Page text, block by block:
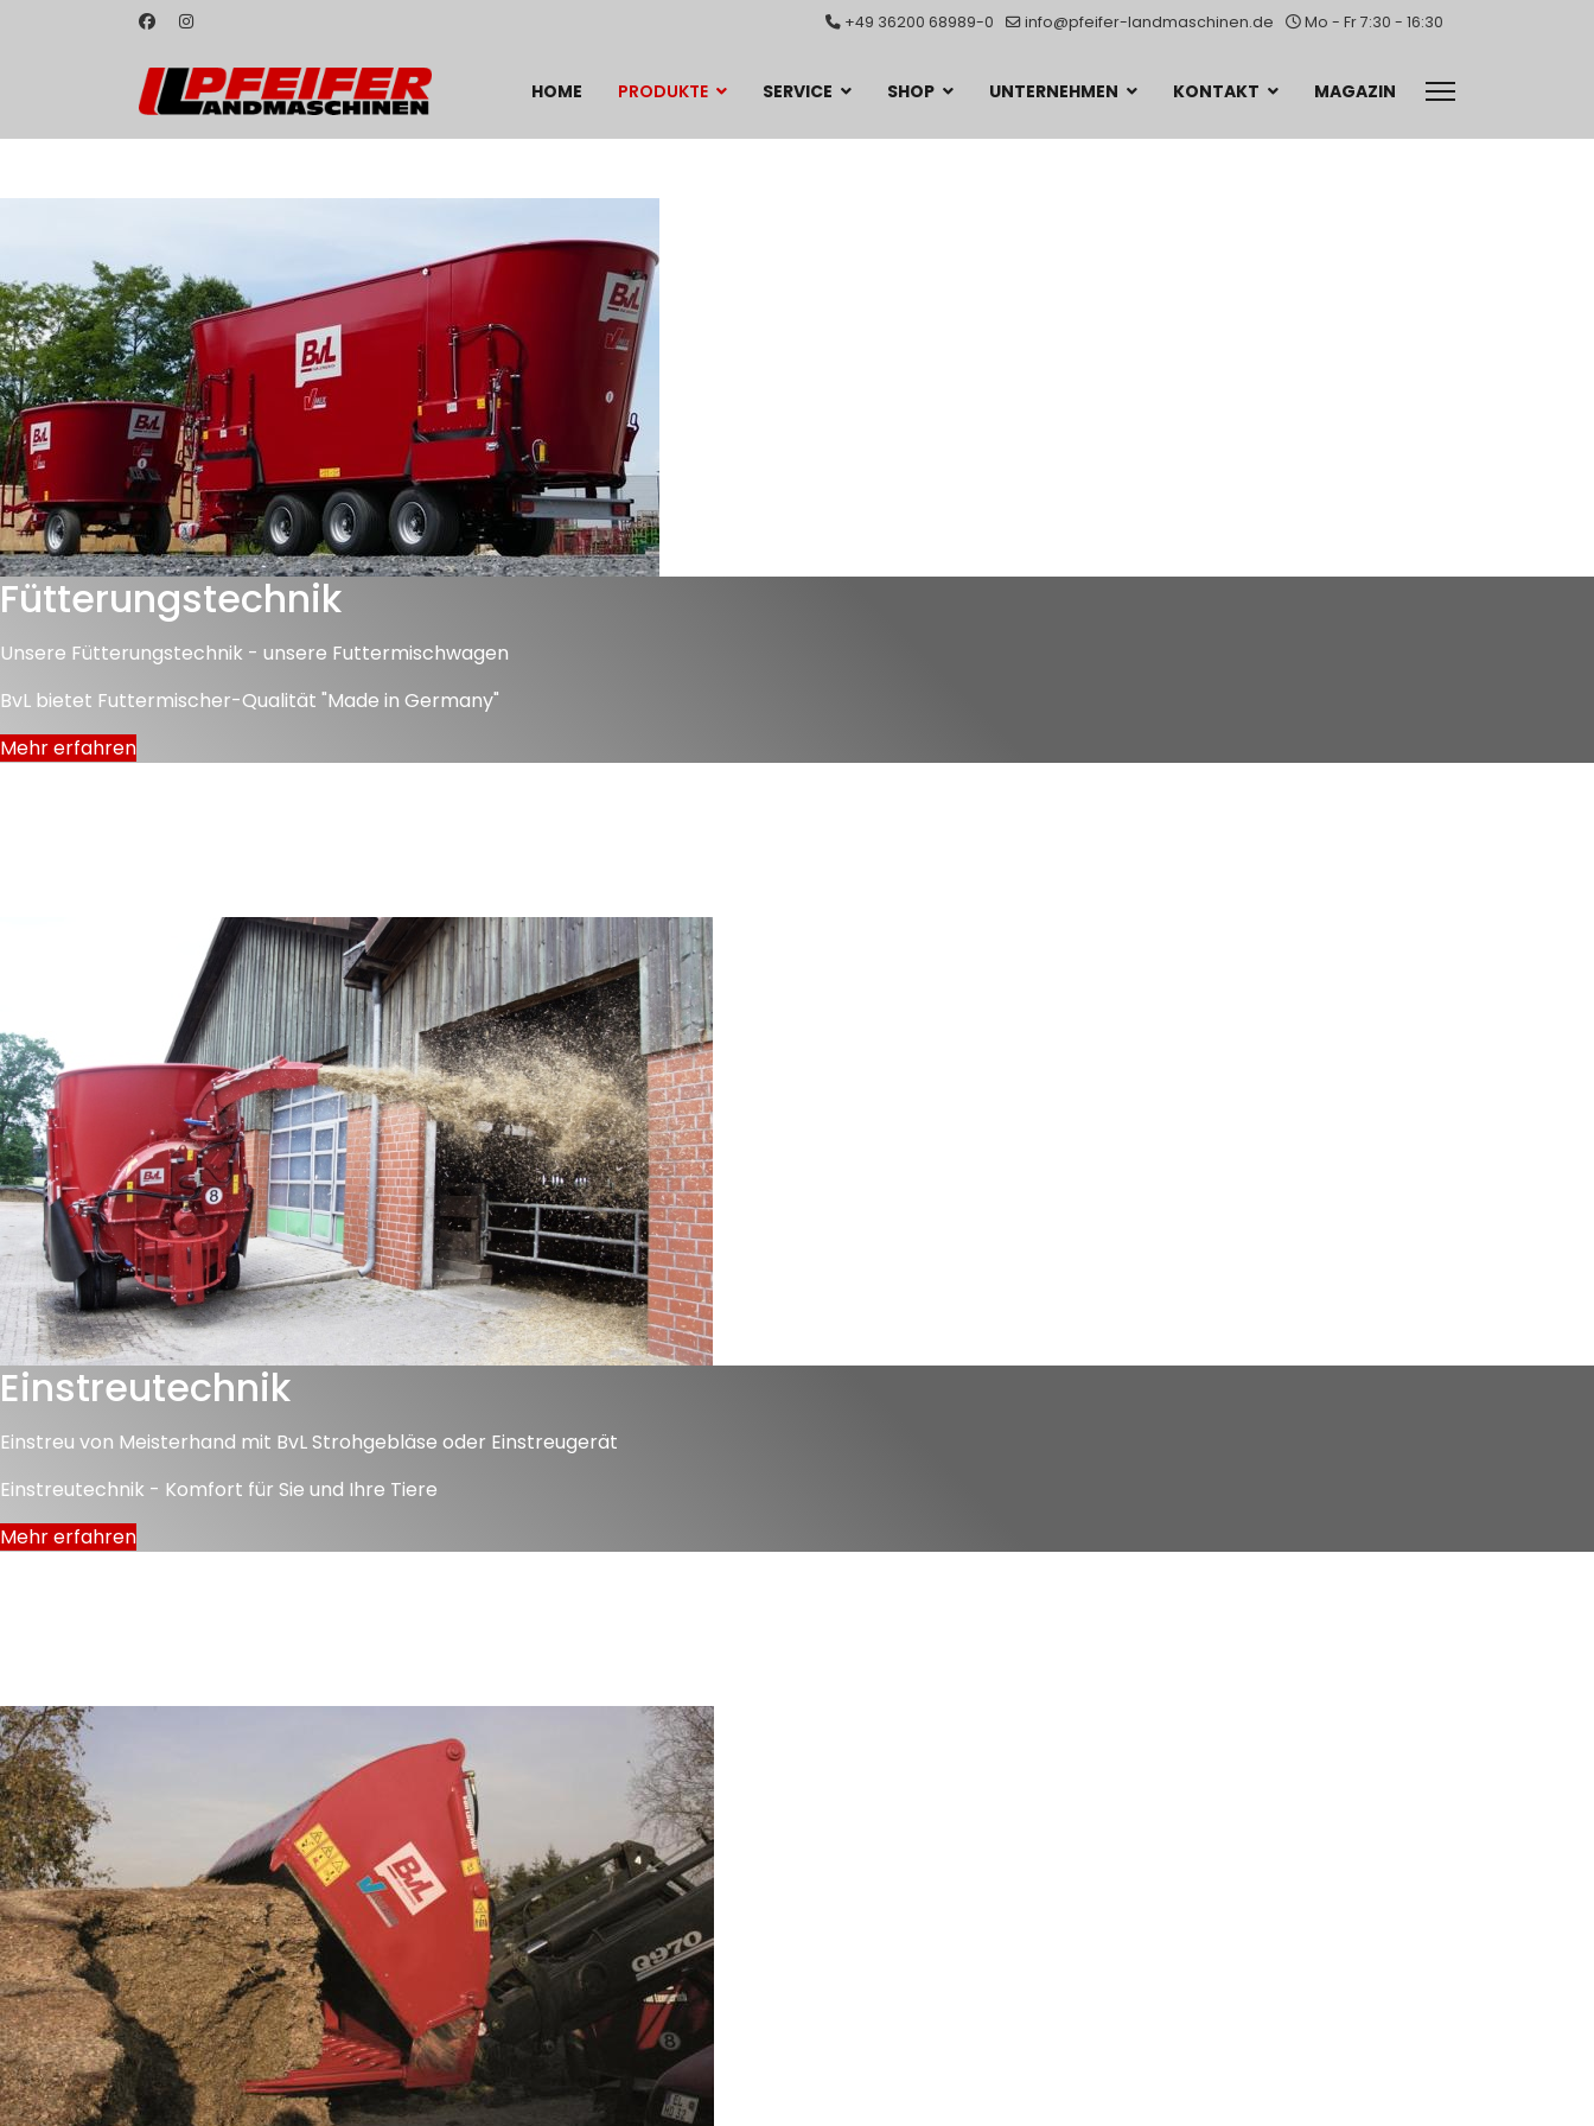
+49 36200 68989-0 info@pfeifer-landmaschinen.de Mo - Fr 7:30 - 16:30
HOME PRODUKTE SERVICE SHOP UNTERNEHMEN KONTAKT MAGAZIN
Fütterungstechnik
Unsere Fütterungstechnik - unsere Futtermischwagen
BvL bietet Futtermischer-Qualität "Made in Germany"
Mehr erfahren
Einstreutechnik
Einstreu von Meisterhand mit BvL Strohgebläse oder Einstreugerät
Einstreutechnik - Komfort für Sie und Ihre Tiere
Mehr erfahren